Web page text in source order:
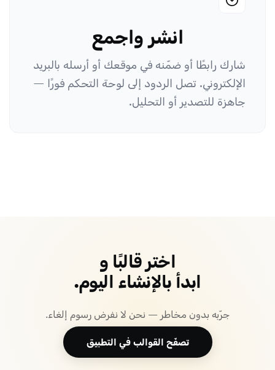
انشر واجمع
شارك رابطًا أو ضمّنه في موقعك أو أرسله بالبريد
الإلكتروني. تصل الردود إلى لوحة التحكم فورًا —
جاهزة للتصدير أو التحليل.
اختر قالبًا و
ابدأ بالإنشاء اليوم.
جرّبه بدون مخاطر — نحن لا نفرض رسوم إلغاء.
تصفّح القوالب في التطبيق